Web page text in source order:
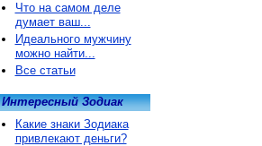
Что на самом деле
думает ваш...
Идеального мужчину
можно найти...
Все статьи
Интересный Зодиак
Какие знаки Зодиака
привлекают деньги?